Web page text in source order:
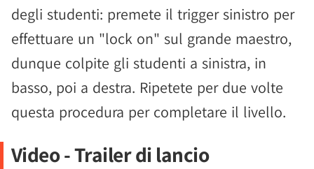
degli studenti: premete il trigger sinistro per
effettuare un "lock on" sul grande maestro,
dunque colpite gli studenti a sinistra, in
basso, poi a destra. Ripetete per due volte
questa procedura per completare il livello.
Video - Trailer di lancio